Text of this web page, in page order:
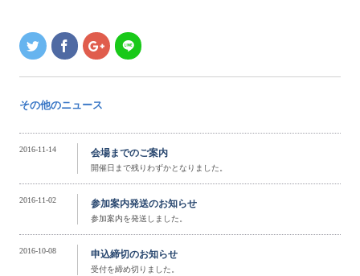
その他のニュース
2016-11-14 会場までのご案内
開催日まで残りわずかとなりました。
2016-11-02 参加案内発送のお知らせ
参加案内を発送しました。
2016-10-08 申込締切のお知らせ
受付を締め切りました。